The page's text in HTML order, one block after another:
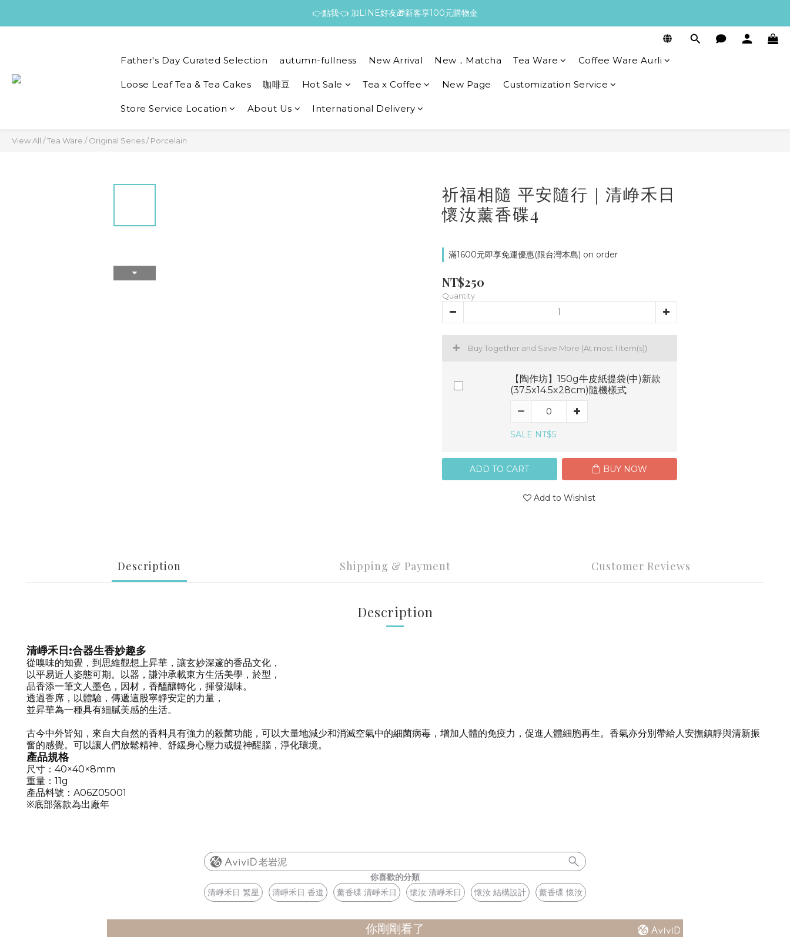
👉點我👈 加LINE好友🎁新客享100元購物金
Father's Day Curated Selection autumn-fullness New Arrival New．Matcha Tea Ware Coffee Ware Aurli
Loose Leaf Tea & Tea Cakes 咖啡豆 Hot Sale Tea x Coffee New Page Customization Service
Store Service Location About Us International Delivery
View All /Tea Ware /Original Series/Porcelain
祈福相隨 平安隨行｜清峥禾日
懷汝薰香碟4
滿1600元即享免運優惠(限台灣本島) on order
NT$250
Quantity
Buy Together and Save More (At most 1 item(s))
【陶作坊】150g牛皮紙提袋(中)新款
(37.5x14.5x28cm)隨機樣式
SALE NT$5
ADD TO CART BUY NOW
Add to Wishlist
Description Shipping & Payment Customer Reviews
Description
清崢禾日 :合器生香妙趣多
從嗅味的知覺，到思維觀想上昇華，讓玄妙深邃的香品文化，
以平易近人姿態可期。以器，謙沖承載東方生活美學，於型，
品香添一筆文人墨色，因材，香醞釀轉化，揮發滋味。
透過香席，以體驗，傳遞這股寧靜安定的力量，
並昇華為一種具有細膩美感的生活。
古今中外皆知，來自大自然的香料具有強力的殺菌功能，可以大量地減少和消滅空氣中的細菌病毒，增加人體的免疫力，促進人體細胞再生。香氣亦分別帶給人安撫鎮靜與清新振
奮的感覺。可以讓人們放鬆精神、舒緩身心壓力或提神醒腦，淨化環境。
產品規格
尺寸： 40×40×8mm
重量： 11g
產品料號： A06Z05001
※底部落款為出廠年
老岩泥
你喜歡的分類
清崢禾日 繁星
清崢禾日 香道 薰香碟 清崢禾日 懷汝 清崢禾日 懷汝 結構設計 薰香碟 懷汝
你剛剛看了